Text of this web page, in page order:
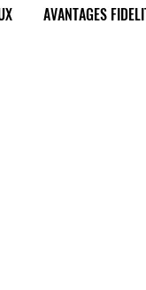
AVANTAGES